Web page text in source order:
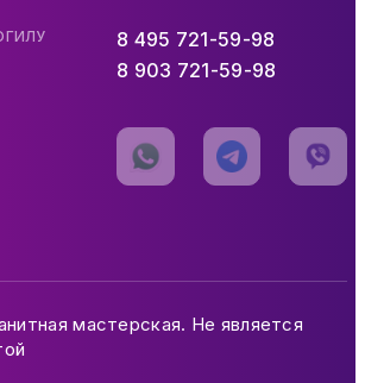
8 495 721-59-98
8 903 721-59-98
мастерская. Не является